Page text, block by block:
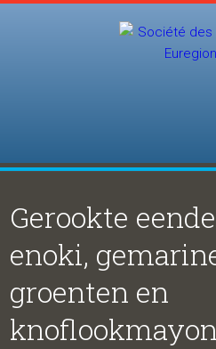
Gerookte
enoki,
groenten en